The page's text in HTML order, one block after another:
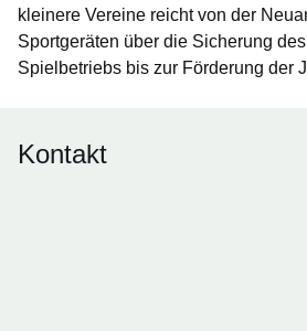
kleinere Vereine reicht von der
Sportgeräten über die Sicherung
Spielbetriebs bis zur Förderung der
Kontakt